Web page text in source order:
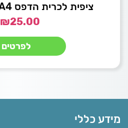
ציפית לכרית הדפס A4 שם חיות לילה
₪25.00
לפרטים
מידע כללי